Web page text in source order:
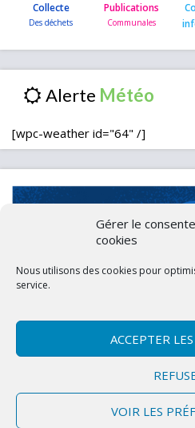
Gérer le
cookies
Nous utilisons des cookies pour
service.
ACCEPTER
VOIR LES
Collecte Publications
Alerte
[wpc-weather id="64" /]
Politique de
Copyright © 2026 Marly-la-Ville Site